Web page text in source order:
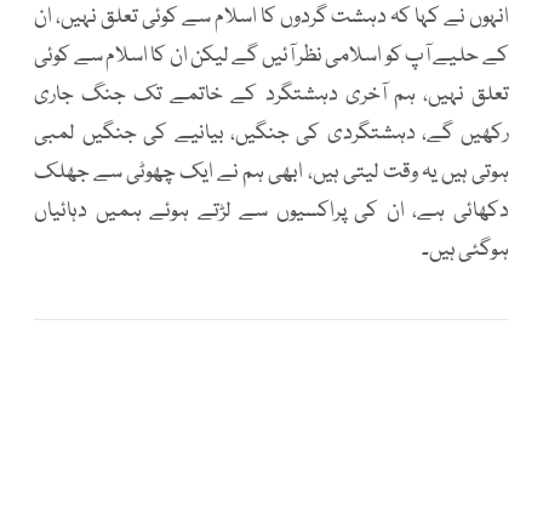
انہوں نے کہا کہ دہشت گردوں کا اسلام سے کوئی تعلق نہیں، ان
کے حلیے آپ کو اسلامی نظر آئیں گے لیکن ان کا اسلام سے کوئی
تعلق نہیں، ہم آخری دہشتگرد کے خاتمے تک جنگ جاری
رکھیں گے، دہشتگردی کی جنگیں، بیانیے کی جنگیں لمبی
ہوتی ہیں یہ وقت لیتی ہیں، ابھی ہم نے ایک چھوٹی سے جھلک
دکھائی ہے، ان کی پراکسیوں سے لڑتے ہوئے ہمیں دہائیاں
ہوگئی ہیں۔